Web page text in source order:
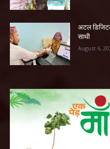
अटल
साथी
August 6,